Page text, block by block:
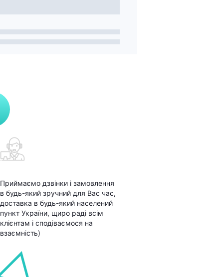
Приймаємо дзвінки і замовлення
в будь-який зручний для Вас час,
доставка в будь-який населений
пункт України, щиро раді всім
клієнтам і сподіваємося на
взаємність)